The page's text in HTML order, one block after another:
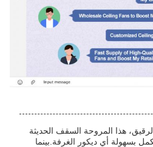
هذا المروحة السقف الحديثة
بسهولة أي ديكور الغرفة.بينما